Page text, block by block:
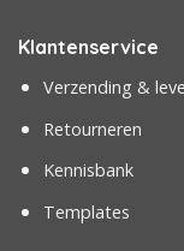
Klantenservice
Verzending &
Retourneren
Kennisbank
Templates